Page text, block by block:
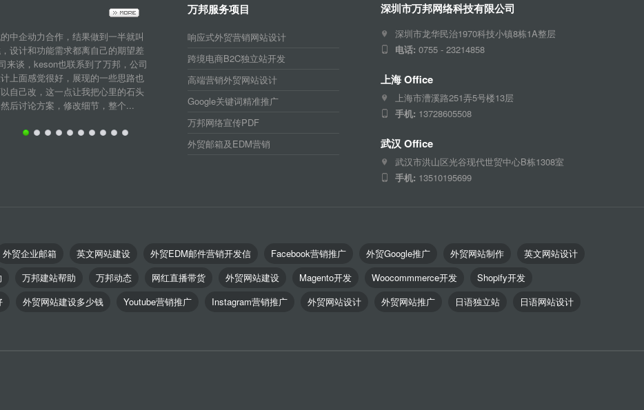
中企动力合作，结果做到一半就叫
设计和功能需求都离自己的期望差
来谈，keson也联系到了万邦，公司
上面感觉很好，展现的一些思路也
自己改，这一点让我把心里的石头
后讨论方案，修改细节，整个...
万邦服务项目
响应式外贸营销网站设计
跨境电商B2C独立站开发
高端营销外贸网站设计
Google关键词精准推广
万邦网络宣传PDF
外贸邮箱及EDM营销
深圳市万邦网络科技有限公司
深圳市龙华民治1970科技小镇8栋1A整层
电话: 0755 - 23214858
上海 Office
上海市漕溪路251弄5号楼13层
手机: 13728605508
武汉 Office
武汉市洪山区光谷现代世贸中心B栋1308室
手机: 13510195699
外贸企业邮箱 英文网站建设 外贸EDM邮件营销开发信 Facebook营销推广 外贸Google推广 外贸网站制作
英文网站设计
万邦建站帮助 万邦动态 网红直播带货 外贸网站建设 Magento开发 Woocommmerce开发
Shopify开发
外贸网站建设多少钱 Youtube营销推广 Instagram营销推广 外贸网站设计 外贸网站推广 日语独立站
日语网站设计